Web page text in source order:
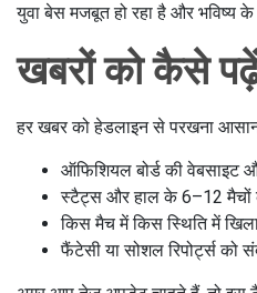
युवा बेस मजबूत हो रहा है और भविष्य के
खबरों को कैसे
हर खबर को हेडलाइन से परखना आसान
ऑफिशियल बोर्ड की वेबसाइट
स्टैट्स और हाल के 6–12 मैचों
किस मैच में किस स्थिति में
फैंटेसी या सोशल रिपोर्ट्स को